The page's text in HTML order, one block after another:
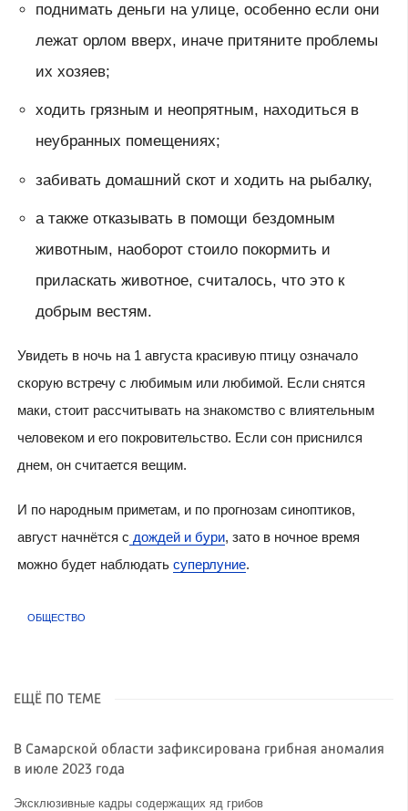
поднимать деньги на улице, особенно если они
лежат орлом вверх, иначе притяните проблемы
их хозяев;
ходить грязным и неопрятным, находиться в
неубранных помещениях;
забивать домашний скот и ходить на рыбалку,
а также отказывать в помощи бездомным
животным, наоборот стоило покормить и
приласкать животное, считалось, что это к
добрым вестям.
Увидеть в ночь на 1 августа красивую птицу означало
скорую встречу с любимым или любимой. Если снятся
маки, стоит рассчитывать на знакомство с влиятельным
человеком и его покровительство. Если сон приснился
днем, он считается вещим.
И по народным приметам, и по прогнозам синоптиков,
август начнётся с дождей и бури, зато в ночное время
можно будет наблюдать суперлуние.
ОБЩЕСТВО
ЕЩЁ ПО ТЕМЕ
В Самарской области зафиксирована грибная аномалия
в июле 2023 года
Эксклюзивные кадры содержащих яд грибов